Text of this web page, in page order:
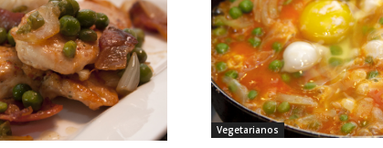
Vegetarianos